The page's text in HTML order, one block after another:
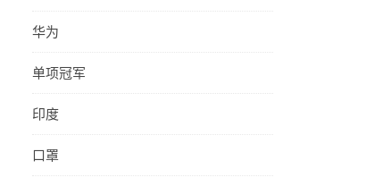
华为
单项冠军
印度
口罩